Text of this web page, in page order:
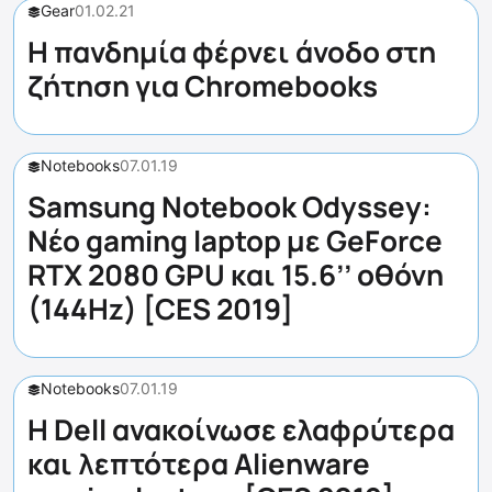
Gear01.02.21
H πανδημία φέρνει άνοδο στη
ζήτηση για Chromebooks
Notebooks07.01.19
Samsung Notebook Odyssey:
Νέο gaming laptop με GeForce
RTX 2080 GPU και 15.6’’ οθόνη
(144Hz) [CES 2019]
Notebooks07.01.19
Η Dell ανακοίνωσε ελαφρύτερα
και λεπτότερα Alienware